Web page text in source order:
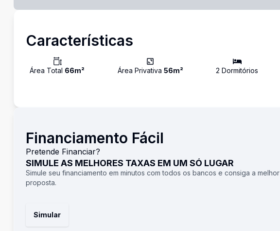
Características
Área Total 66m² Área Privativa 56m² 2 Dormitórios
Financiamento Fácil
Pretende Financiar?
SIMULE AS MELHORES TAXAS EM UM SÓ LUGAR
Simule seu financiamento em minutos com todos os bancos e consiga a melhor
proposta.
Simular